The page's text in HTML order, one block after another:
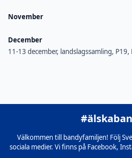
November
December
11-13 december, landslagssamling,
Välkommen till bandyfamiljen! Följ
sociala medier. Vi finns på Facebook,